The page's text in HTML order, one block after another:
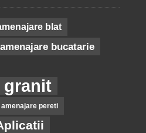
blat
amenajare bucatarie
granit
amenajare pereti